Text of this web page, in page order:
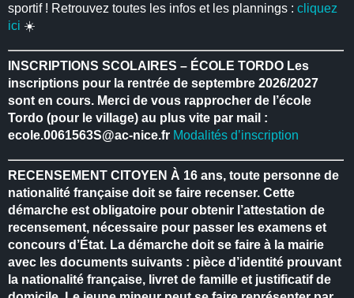
sportif ! Retrouvez toutes les infos et les plannings :cliquez
ici ☀️
INSCRIPTIONS SCOLAIRES – ÉCOLE TORDO Les
inscriptions pour la rentrée de septembre 2026/2027
sont en cours. Merci de vous rapprocher de l’école
Tordo (pour le village) au plus vite par mail :
ecole.0061563S@ac-nice.fr Modalités d’inscription
RECENSEMENT CITOYEN À 16 ans, toute personne de
nationalité française doit se faire recenser. Cette
démarche est obligatoire pour obtenir l’attestation de
recensement, nécessaire pour passer les examens et
concours d’État. La démarche doit se faire à la mairie
avec les documents suivants : pièce d’identité prouvant
la nationalité française, livret de famille et justificatif de